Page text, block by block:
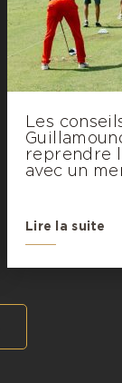
Les
reprendre
avec un
Lire la suite